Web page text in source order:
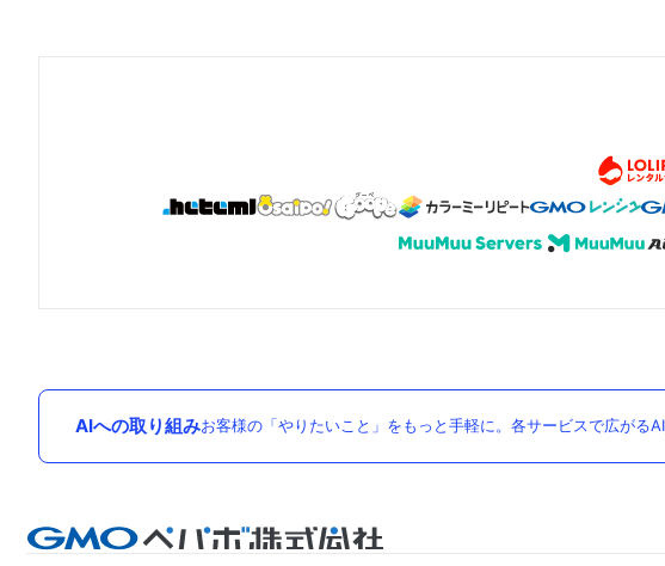
AIへの取り組みお客様の「やりたいこと」をもっと手軽に。各サービスで広がる